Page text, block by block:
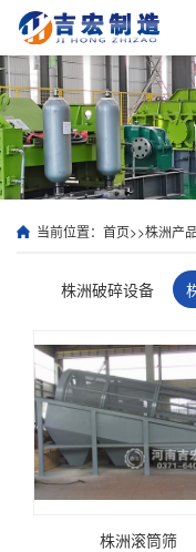
当前位置： 首页>>株洲产
株洲破碎设备
株洲滚筒筛